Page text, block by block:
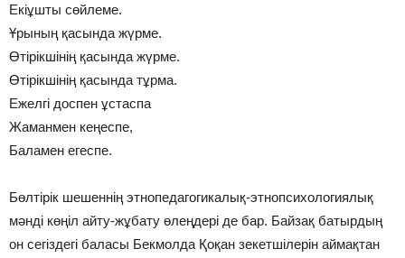
Екіұшты сөйлеме.
Ұрының қасында жүрме.
Өтірікшінің қасында жүрме.
Өтірікшінің қасында тұрма.
Ежелгі доспен ұстаспа
Жаманмен кеңеспе,
Баламен егеспе.
Бөлтірік шешеннің этнопедагогикалық-этнопсихологиялық
мәнді көңіл айту-жұбату өлеңдері де бар. Байзақ батырдың
он сегіздегі баласы Бекмолда Қоқан зекетшілерін аймақтан